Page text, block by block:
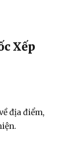
Xếp
địa điểm,